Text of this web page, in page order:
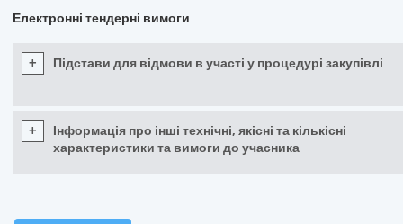
Електронні тендерні вимоги
+ Підстави для відмови в участі у процедурі закупівлі
+
Інформація про інші технічні, якісні та кількісні
характеристики та вимоги до учасника